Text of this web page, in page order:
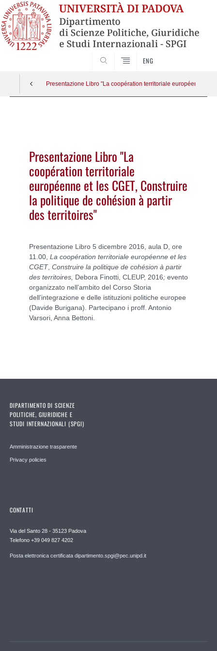
ENG
Presentazione Libro "La coopération territoriale européenne et
Presentazione Libro "La
coopération territoriale
européenne et les CGET, Construire
la politique de cohésion à partir
des territoires"
Presentazione Libro 5 dicembre 2016, aula D, ore
11.00, La coopération territoriale européenne et les
CGET, Construire la politique de cohésion à partir
des territoires, Debora Finotti, CLEUP, 2016; evento
organizzato nell’ambito del Corso Storia
dell’integrazione e delle istituzioni politiche europee
(Davide Burigana). Partecipano i proff. Antonio
Varsori, Anna Bettoni.
DIPARTIMENTO DI SCIENZE
POLITICHE, GIURIDICHE E
STUDI INTERNAZIONALI (SPGI)
Amministrazione trasparente
Privacy policies
CONTATTI
Via del Santo 28 - 35123 Padova
Telefono +39 049 827 4202
Posta elettronica certificata dipartimento.spgi@pec.unipd.it